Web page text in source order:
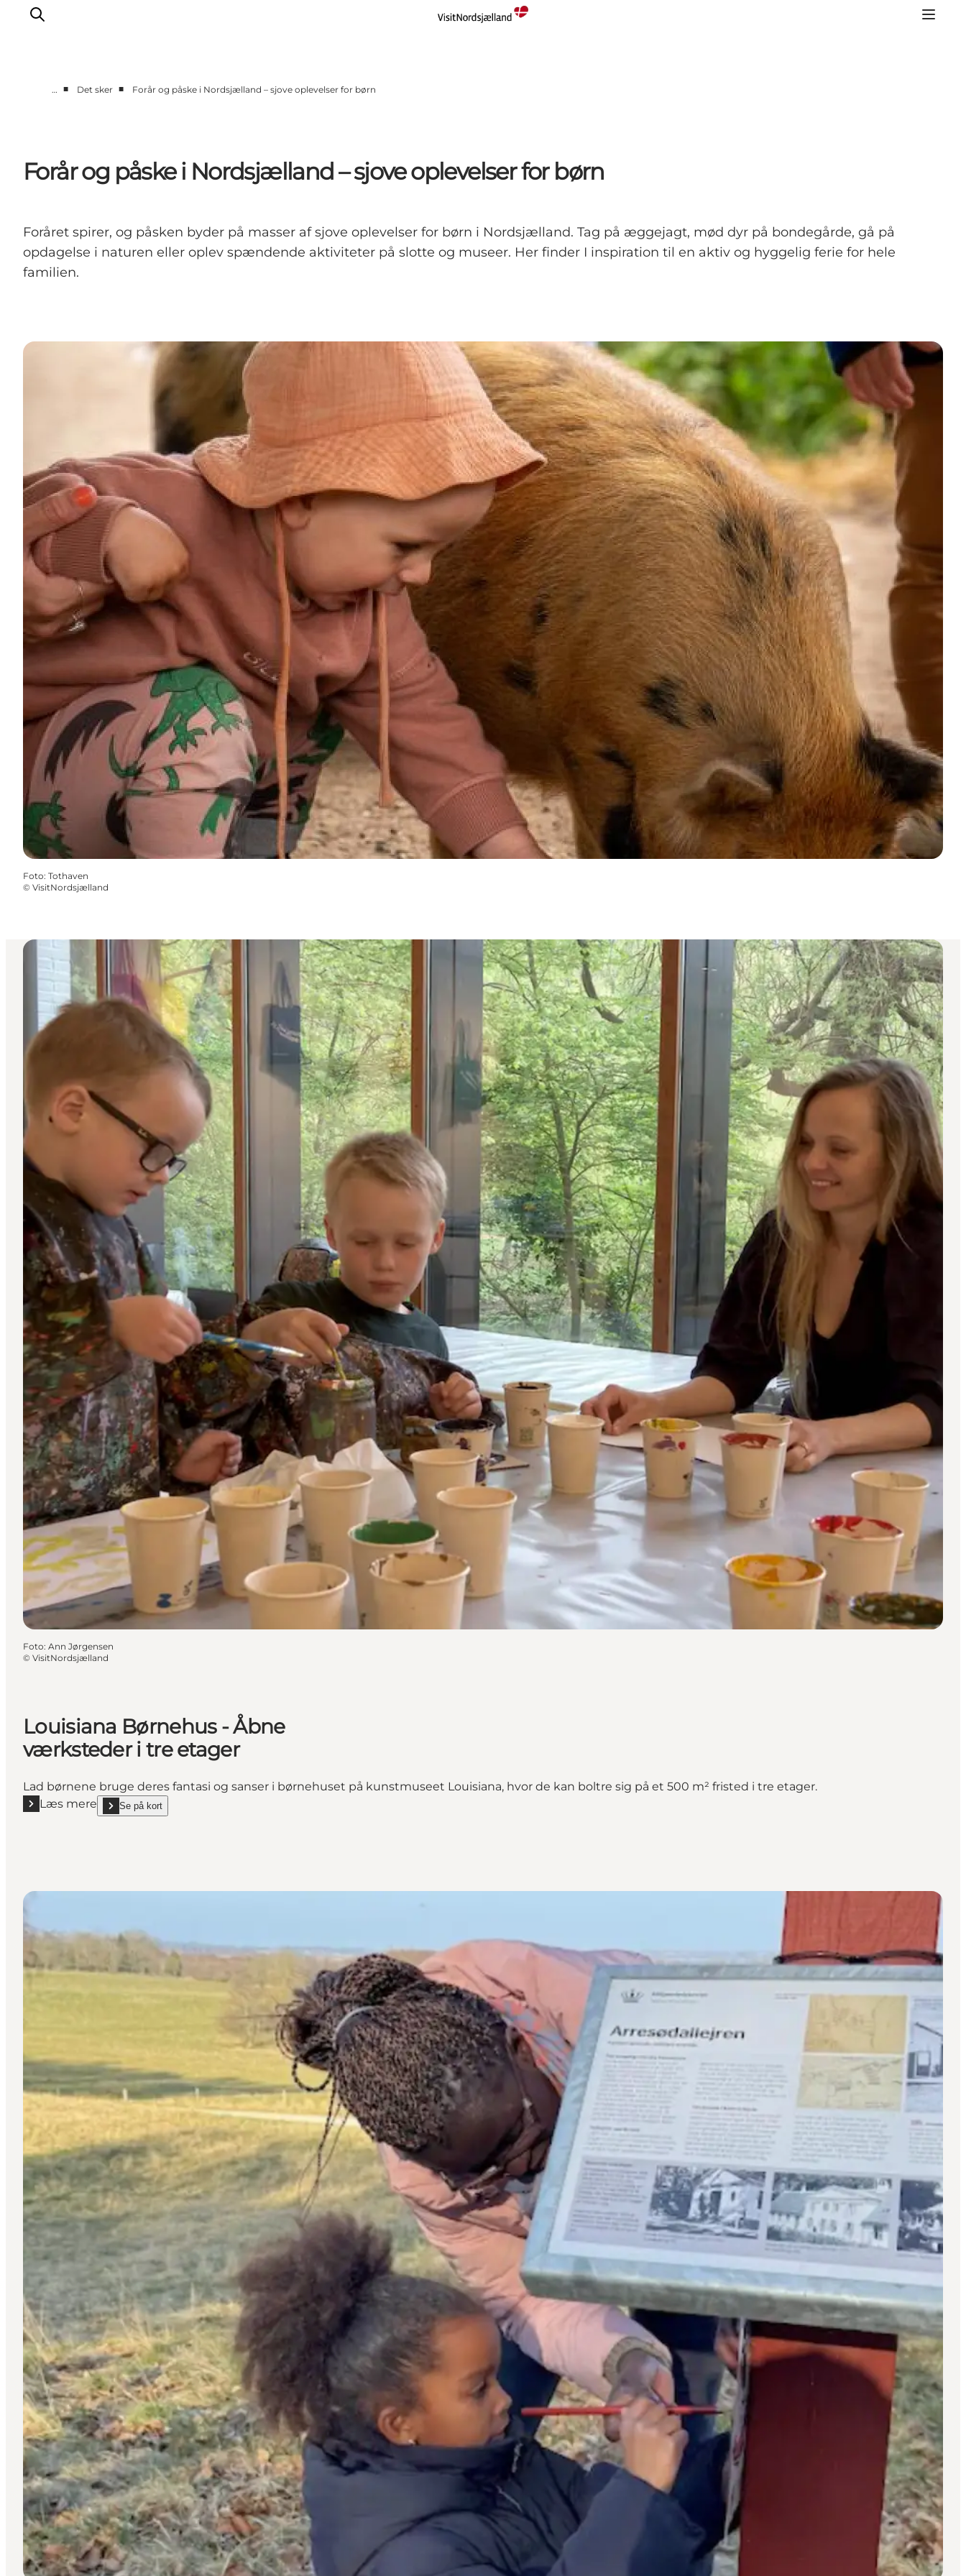
Det Sker
Overnatning
Planlæg ferien
… ■ Det sker ■ Forår og påske i Nordsjælland – sjove oplevelser for børn
Forår og påske i Nordsjælland – sjove oplevelser for børn
Foråret spirer, og påsken byder på masser af sjove oplevelser for børn i Nordsjælland. Tag på æggejagt, mød dyr på bondegårde, gå på
opdagelse i naturen eller oplev spændende aktiviteter på slotte og museer. Her finder I inspiration til en aktiv og hyggelig ferie for hele
familien.
Foto: Tothaven
© VisitNordsjælland
Foto: Ann Jørgensen
© VisitNordsjælland
Louisiana Børnehus - Åbne
værksteder i tre etager
Lad børnene bruge deres fantasi og sanser i børnehuset på kunstmuseet Louisiana, hvor de kan boltre sig på et 500 m² fristed i tre etager.
Læs mere
Læs mere "Louisiana Børnehus - Åbne værksteder i tre etager"
Se på kort
show Louisiana Børnehus - Åbne værksteder i tre etager on_map